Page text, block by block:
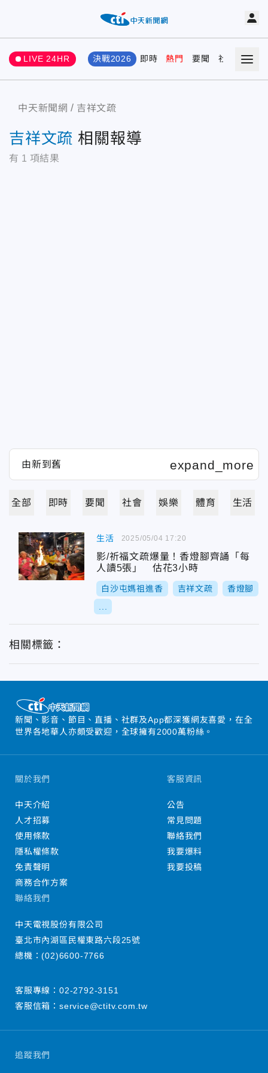
LIVE 24HR 決戰2026 即時 熱門 要聞 社會 娛樂
中天新聞網 吉祥文疏
吉祥文疏 相關報導
有 1 項結果
全部 即時 要聞 社會 娛樂 體育 生活
生活
影/祈福文疏爆量！香燈腳齊誦「每
人讀5張」 估花3小時
白沙屯媽祖進香 吉祥文疏 香燈腳
2025/05/04 17:20
相關標籤：
新聞、影音、節目、直播、社群及App都深獲網友喜愛，在全
世界各地華人亦頗受歡迎，全球擁有2000萬粉絲。
追蹤我們
關於我們
中天介紹
人才招募
使用條款
隱私權條款
免責聲明
商務合作方案
客服資訊
公告
常見問題
聯絡我們
我要爆料
我要投稿
聯絡我們
中天電視股份有限公司
臺北市內湖區民權東路六段25號
總機：(02)6600-7766
客服專線： 02-2792-3151
客服信箱： service@ctitv.com.tw